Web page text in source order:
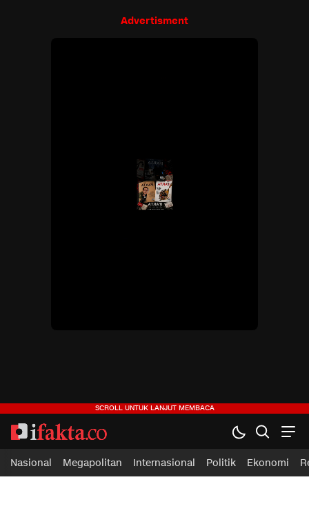
Advertisment
ifakta.co
#pastibenar
Nasional Megapolitan Internasional Politik Ekonomi